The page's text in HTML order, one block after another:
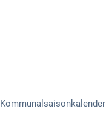
Kommunalsaisonkalender